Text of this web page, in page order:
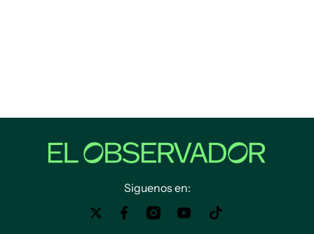
Siguenos en: